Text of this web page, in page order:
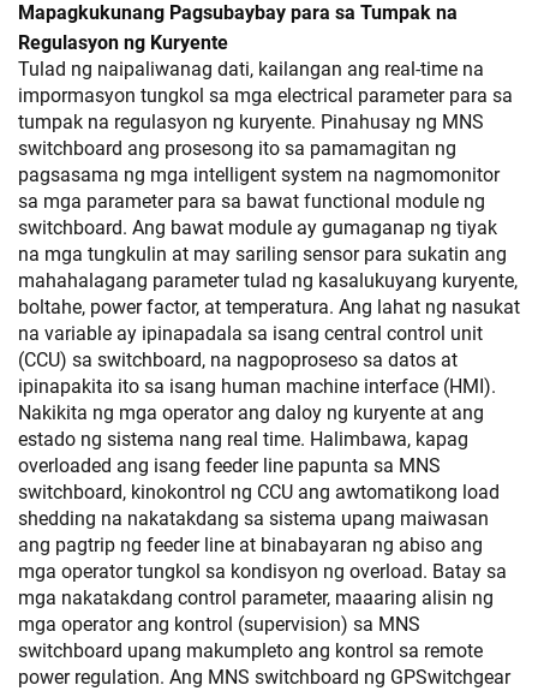
Mapagkukunang Pagsubaybay para sa Tumpak na
Regulasyon ng Kuryente
Tulad ng naipaliwanag dati, kailangan ang real-time na
impormasyon tungkol sa mga electrical parameter para sa
tumpak na regulasyon ng kuryente. Pinahusay ng MNS
switchboard ang prosesong ito sa pamamagitan ng
pagsasama ng mga intelligent system na nagmomonitor
sa mga parameter para sa bawat functional module ng
switchboard. Ang bawat module ay gumaganap ng tiyak
na mga tungkulin at may sariling sensor para sukatin ang
mahahalagang parameter tulad ng kasalukuyang kuryente,
boltahe, power factor, at temperatura. Ang lahat ng nasukat
na variable ay ipinapadala sa isang central control unit
(CCU) sa switchboard, na nagpoproseso sa datos at
ipinapakita ito sa isang human machine interface (HMI).
Nakikita ng mga operator ang daloy ng kuryente at ang
estado ng sistema nang real time. Halimbawa, kapag
overloaded ang isang feeder line papunta sa MNS
switchboard, kinokontrol ng CCU ang awtomatikong load
shedding na nakatakdang sa sistema upang maiwasan
ang pagtrip ng feeder line at binabayaran ng abiso ang
mga operator tungkol sa kondisyon ng overload. Batay sa
mga nakatakdang control parameter, maaaring alisin ng
mga operator ang kontrol (supervision) sa MNS
switchboard upang makumpleto ang kontrol sa remote
power regulation. Ang MNS switchboard ng GPSwitchgear